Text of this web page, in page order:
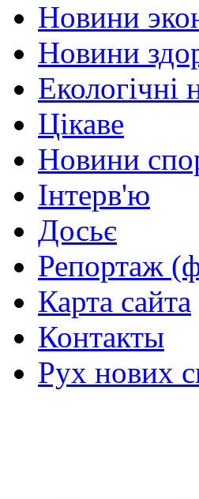
Новини
Новини
Екологічні
Цікаве
Новини
Інтерв'ю
Досьє
Репортаж
Карта сайта
Контакты
Рух нових